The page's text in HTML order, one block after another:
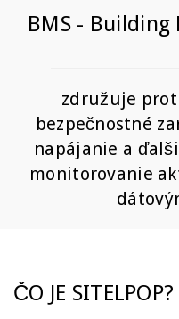
BMS -
združuje
bezpečnostné
napájanie a
monitorovanie
ČO JE SITELPOP?